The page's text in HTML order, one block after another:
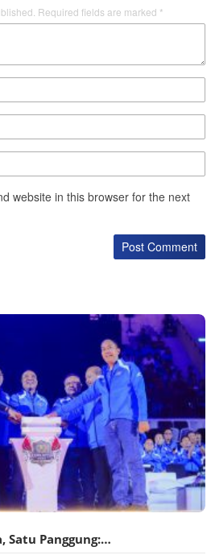
Required fields are marked *
website in this browser for the next
Satu Panggung:…